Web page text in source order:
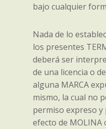
bajo cualquier
Nada de lo
los presentes
deberá ser
de una licencia o
alguna MARCA
mismo, la cual no
permiso expreso
efecto de